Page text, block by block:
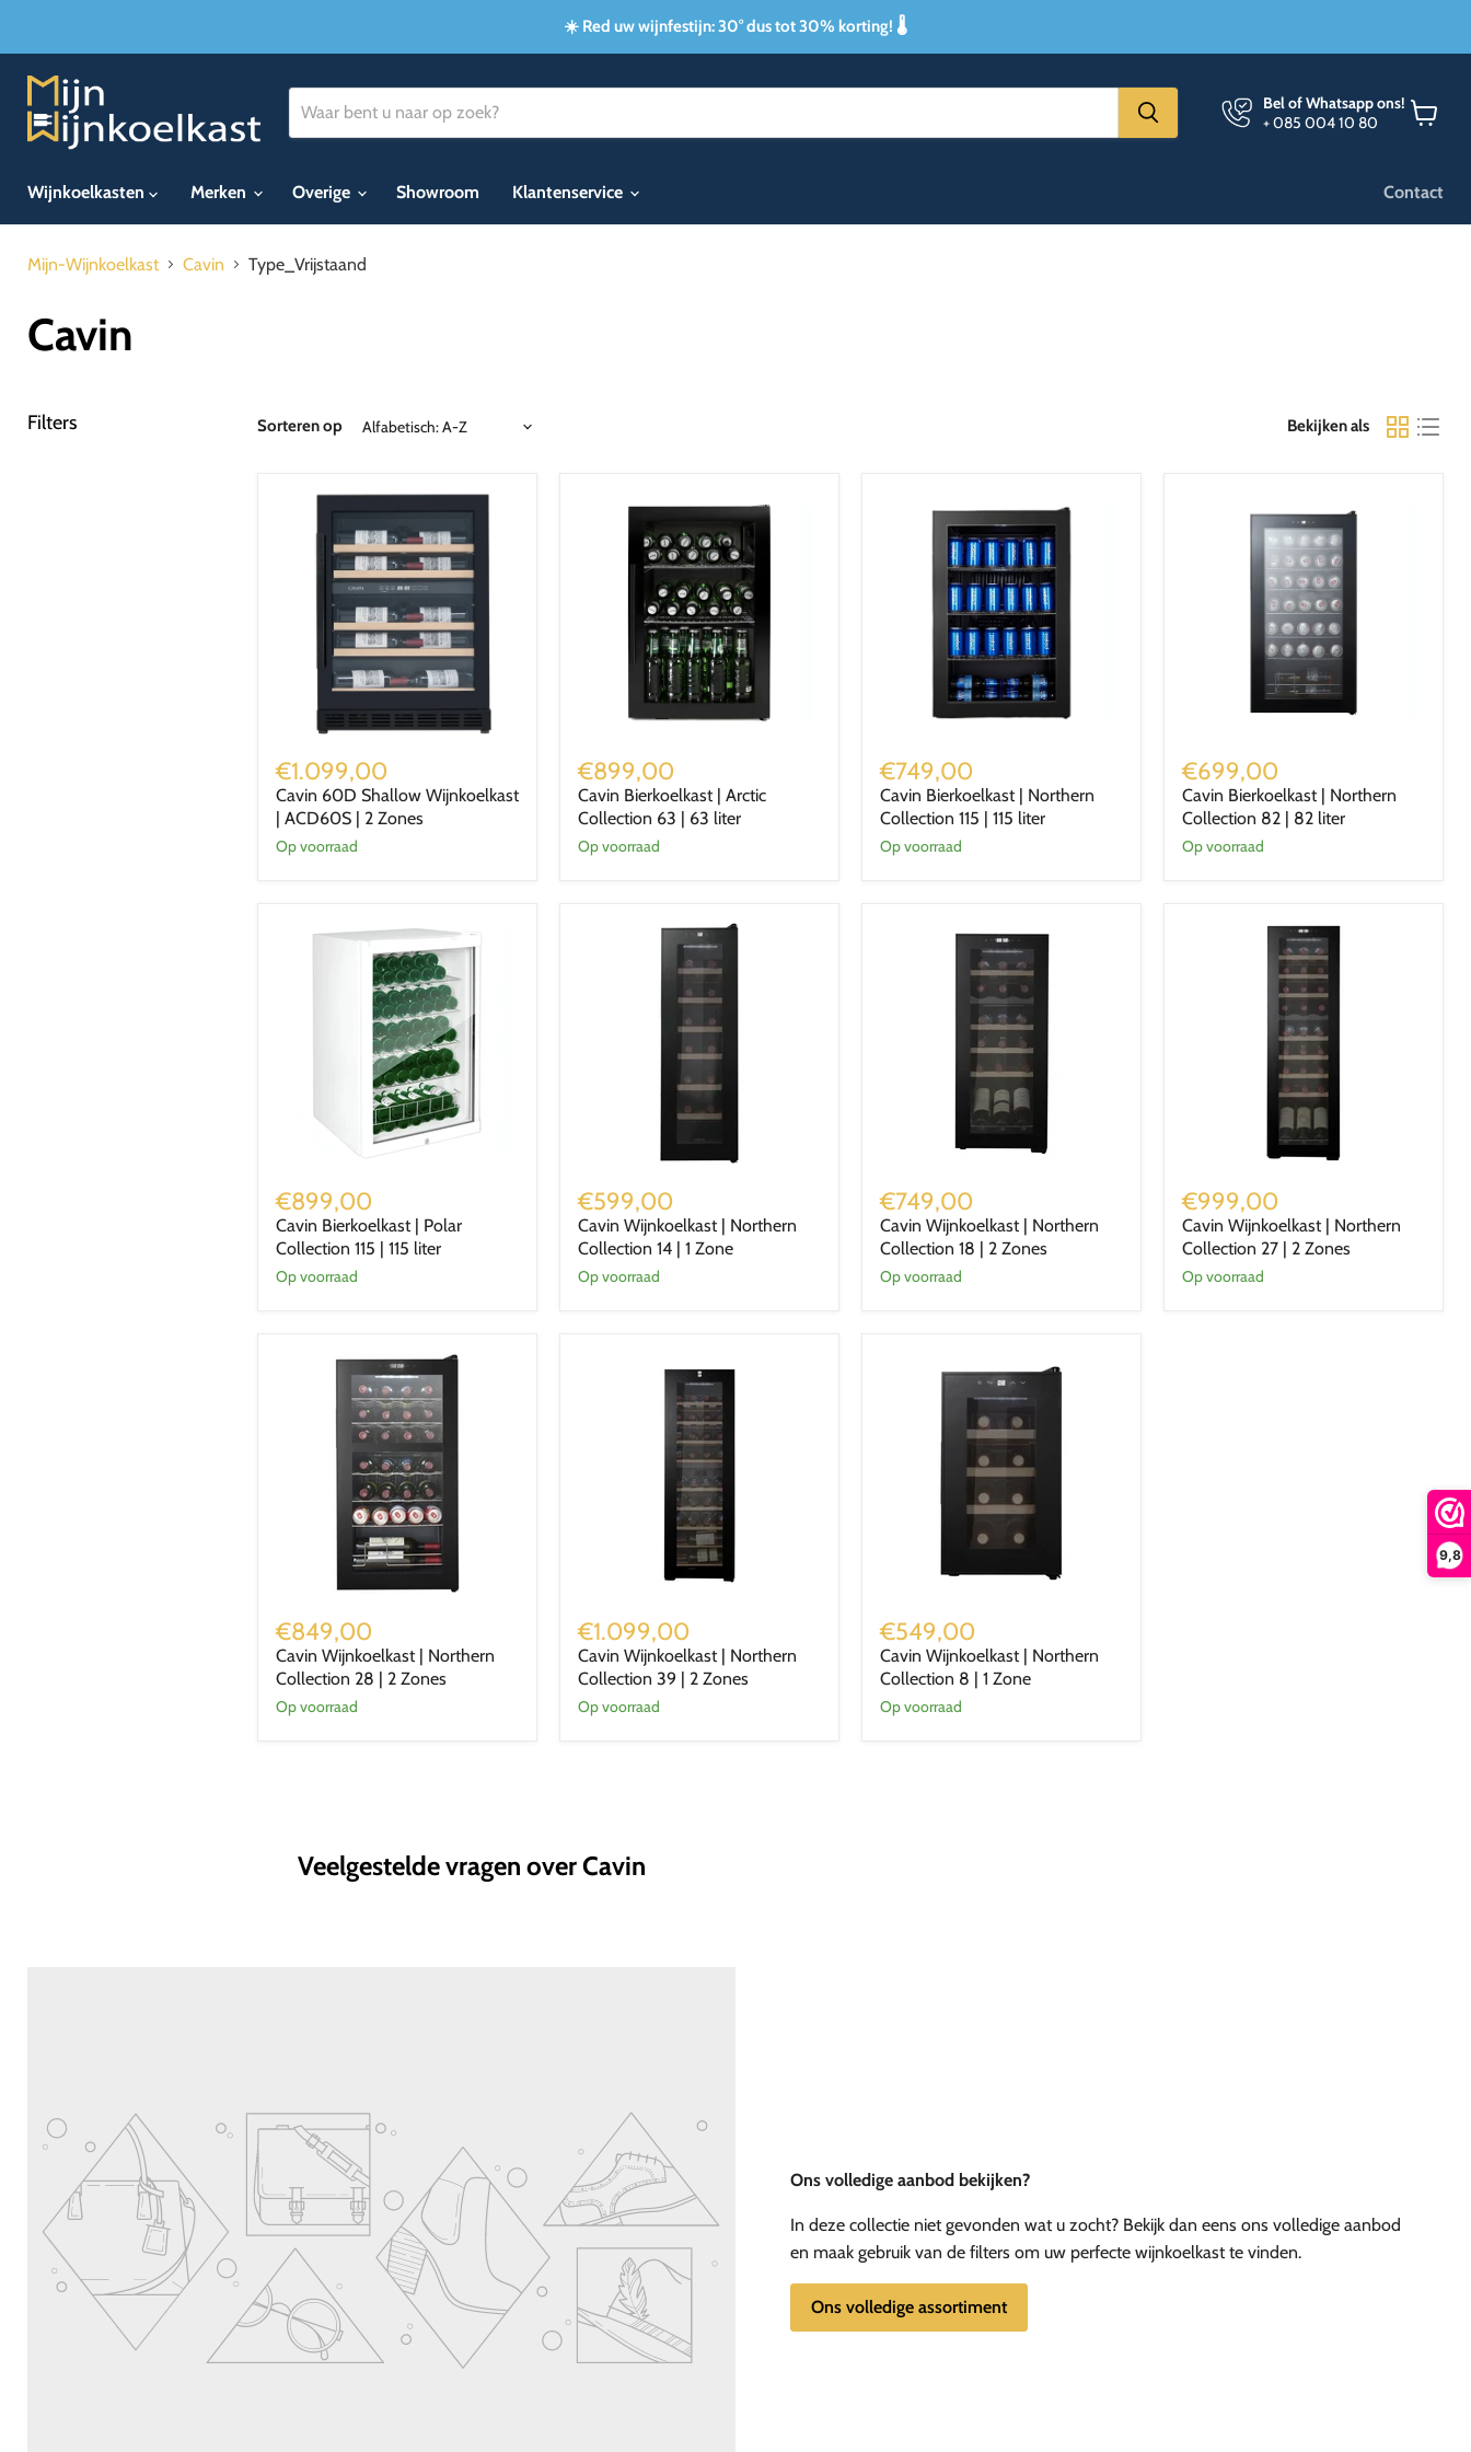
9,8
☀️ Red uw wijnfestijn: 30° dus tot 30% korting! 🌡️
Bel of Whatsapp ons!
+ 085 004 10 80
Wijnkoelkasten
Merken Overige Showroom Klantenservice Contact
Mijn-Wijnkoelkast Cavin Type_Vrijstaand
Cavin
Filters Sorteren op Bekijken als
60D
Shallow
Wijnkoelkast
ACD60S
€1.099,00
Cavin 60D Shallow Wijnkoelkast
| ACD60S | 2 Zones
Op voorraad
Bierkoelkast
|
Arctic
Collection
63
€899,00
Cavin Bierkoelkast | Arctic
Collection 63 | 63 liter
Op voorraad
Bierkoelkast
|
Northern
Collection
115
€749,00
Cavin Bierkoelkast | Northern
Collection 115 | 115 liter
Op voorraad
Bierkoelkast
|
Northern
Collection
82
€699,00
Cavin Bierkoelkast | Northern
Collection 82 | 82 liter
Op voorraad
Bierkoelkast
|
Polar
Collection
115
€899,00
Cavin Bierkoelkast | Polar
Collection 115 | 115 liter
Op voorraad
Wijnkoelkast
|
Northern
Collection
14
€599,00
Cavin Wijnkoelkast | Northern
Collection 14 | 1 Zone
Op voorraad
Wijnkoelkast
|
Northern
Collection
18
€749,00
Cavin Wijnkoelkast | Northern
Collection 18 | 2 Zones
Op voorraad
Wijnkoelkast
|
Northern
Collection
27
€999,00
Cavin Wijnkoelkast | Northern
Collection 27 | 2 Zones
Op voorraad
Wijnkoelkast
|
Northern
Collection
28
€849,00
Cavin Wijnkoelkast | Northern
Collection 28 | 2 Zones
Op voorraad
Wijnkoelkast
|
Northern
Collection
39
€1.099,00
Cavin Wijnkoelkast | Northern
Collection 39 | 2 Zones
Op voorraad
Wijnkoelkast
|
Northern
Collection
8
€549,00
Cavin Wijnkoelkast | Northern
Collection 8 | 1 Zone
Op voorraad
Veelgestelde vragen over Cavin
Ons volledige aanbod bekijken?
In deze collectie niet gevonden wat u zocht? Bekijk dan eens ons volledige aanbod
en maak gebruik van de filters om uw perfecte wijnkoelkast te vinden.
Ons volledige assortiment